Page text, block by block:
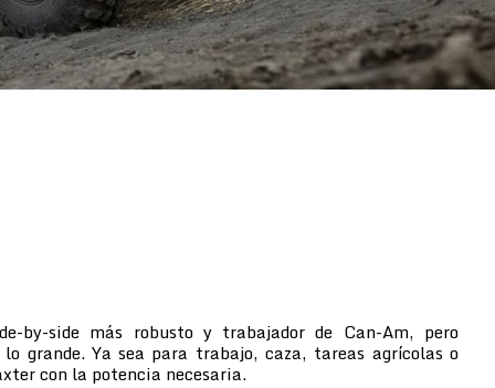
by-side más robusto y trabajador de Can-Am, pero
grande. Ya sea para trabajo, caza, tareas agrícolas o
con la potencia necesaria.